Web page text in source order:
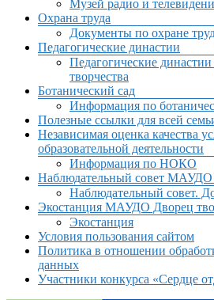
Музей радио и
Охрана труда
Документы по охране
Педагогические династии
Педагогические
творчества
Ботанический сад
Информация по
Полезные ссылки для всей
Независимая оценка качества
образовательной деятельности
Информация по НОКО
Наблюдательный совет МАУДО
Наблюдательный совет.
Экостанция МАУДО Дворец
Экостанция
Условия пользования сайтом
Политика в отношении
данных
Участники конкурса «Сердце